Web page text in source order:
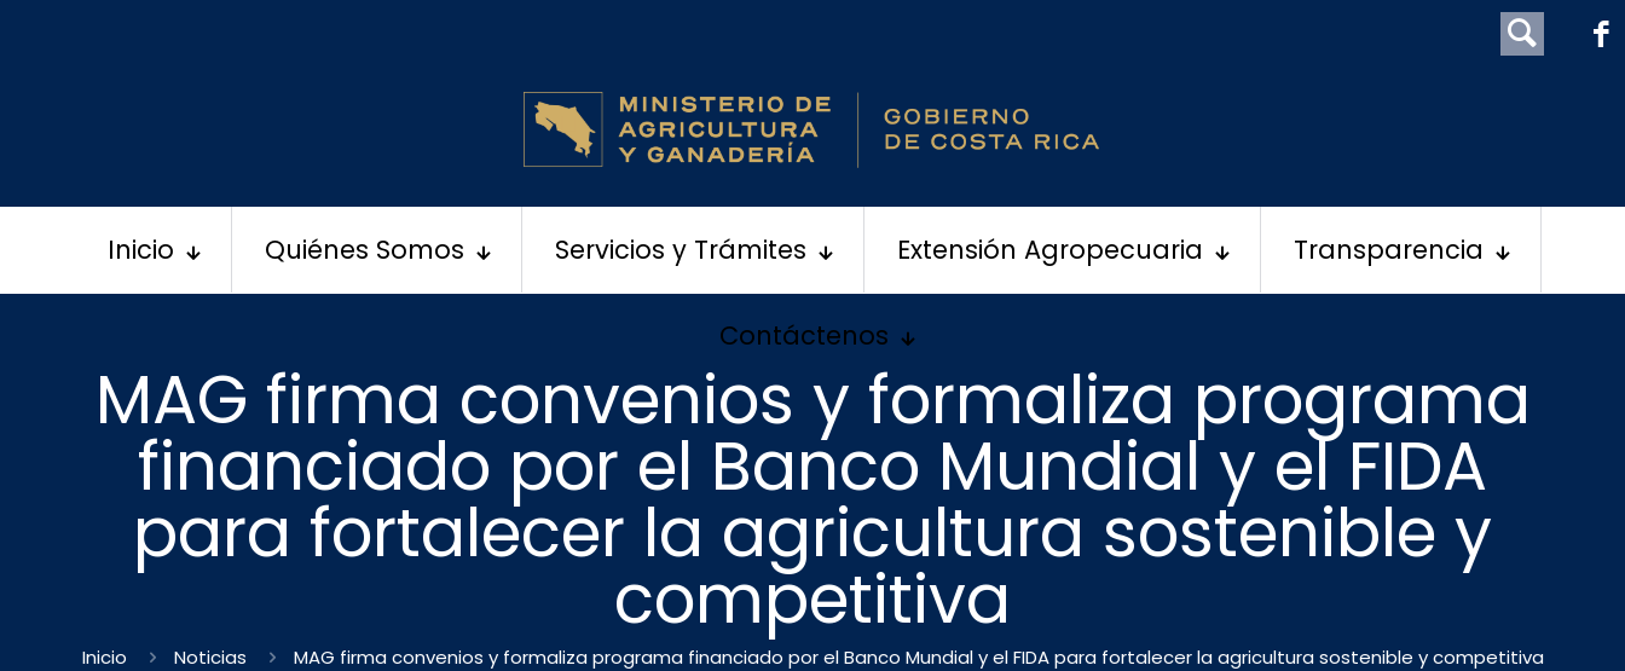
Inicio Quiénes Somos Servicios y Trámites Extensión Agropecuaria Transparencia
Contáctenos
MAG firma convenios y formaliza programa
financiado por el Banco Mundial y el FIDA
para fortalecer la agricultura sostenible y
competitiva
Inicio Noticias MAG firma convenios y formaliza programa financiado por el Banco Mundial y el FIDA para fortalecer la agricultura sostenible y competitiva